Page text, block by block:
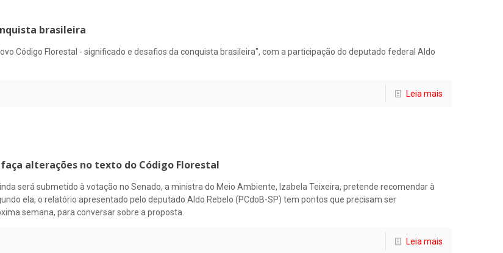
brasileira
Código Florestal - significado e desafios da conquista brasileira", com a participação do deputado federal Aldo
Leia mais
alterações no texto do Código Florestal
será submetido à votação no Senado, a ministra do Meio Ambiente, Izabela Teixeira, pretende recomendar à
ela, o relatório apresentado pelo deputado Aldo Rebelo (PCdoB-SP) tem pontos que precisam ser
semana, para conversar sobre a proposta.
Leia mais